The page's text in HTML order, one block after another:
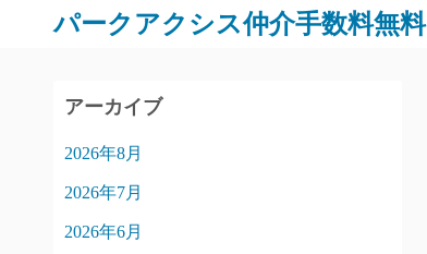
パークアクシス仲介手数料無料
アーカイブ
2026年8月
2026年7月
2026年6月